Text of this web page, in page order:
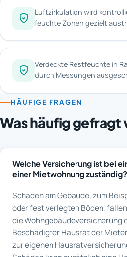
Luftzirkulation wird
feuchte Zonen gezielt
Verdeckte Restfeuchte in
durch Messungen
HÄUFIGE FRAGEN
Was häufig gefragt
Welche Versicherung ist bei
einer Mietwohnung zuständig?
Schäden am Gebäude, zum
oder fest verlegten Böden,
die Wohngebäudeversicherung
Beschädigter Hausrat der
zur eigenen